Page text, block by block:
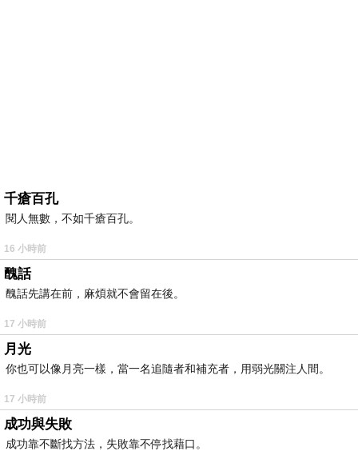
千瘡百孔
閱人無數，不如千瘡百孔。
16 小時前
醜話
醜話先講在前，麻煩就不會留在後。
17 小時前
月光
你也可以像月亮一樣，當一名追隨者和補充者，用弱光關注人間。
17 小時前
成功與失敗
成功靠不斷找方法，失敗靠不停找藉口。